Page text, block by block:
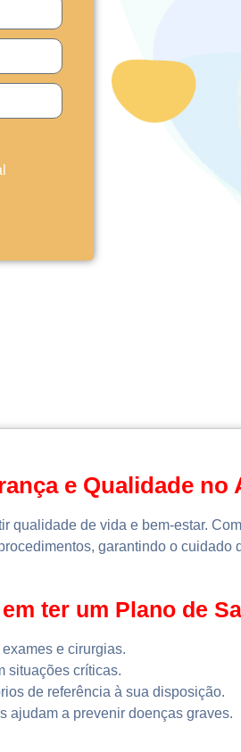
e Qualidade
qualidade de vida e bem-estar.
garantindo o cuidado
ter um Plano de
e cirurgias.
situações críticas.
de referência à sua disposição.
ajudam a prevenir doenças graves.